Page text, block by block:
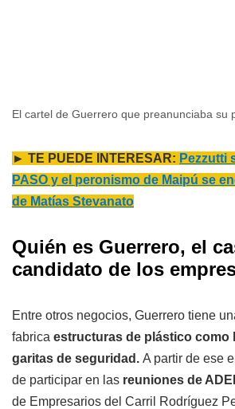
El cartel de Guerrero que preanunciaba su
► TE PUEDE INTERESAR: Pezzutti
PASO y el peronismo de Maipú se
de Matías Stevanato
Quién es Guerrero, el
candidato de los
Entre otros negocios, Guerrero tiene
fabrica estructuras de plástico como
garitas de seguridad. A partir de ese
de participar en las reuniones de
de Empresarios del Carril Rodríguez